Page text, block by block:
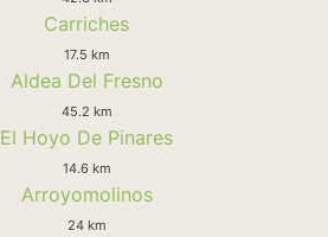
Carriches
17.5 km
Aldea Del Fresno
45.2 km
El Hoyo De Pinares
14.6 km
Arroyomolinos
24 km